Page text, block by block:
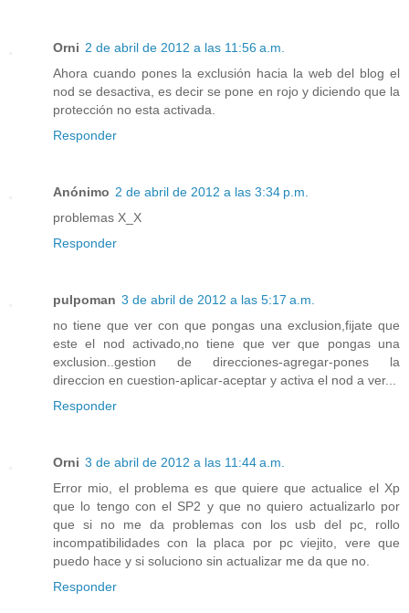
Orni 2 de abril de 2012 a las 11:56 a.m.
Ahora cuando pones la exclusión hacia la web del blog el
nod se desactiva, es decir se pone en rojo y diciendo que la
protección no esta activada.
Responder
Anónimo 2 de abril de 2012 a las 3:34 p.m.
problemas X_X
Responder
pulpoman 3 de abril de 2012 a las 5:17 a.m.
no tiene que ver con que pongas una exclusion,fijate que
este el nod activado,no tiene que ver que pongas una
exclusion..gestion de direcciones-agregar-pones la
direccion en cuestion-aplicar-aceptar y activa el nod a ver...
Responder
Orni 3 de abril de 2012 a las 11:44 a.m.
Error mio, el problema es que quiere que actualice el Xp
que lo tengo con el SP2 y que no quiero actualizarlo por
que si no me da problemas con los usb del pc, rollo
incompatibilidades con la placa por pc viejito, vere que
puedo hace y si soluciono sin actualizar me da que no.
Responder